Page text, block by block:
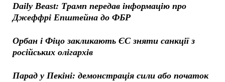
Daily Beast: Трамп передав інформацію про
Джеффрі Епштейна до ФБР
Орбан і Фіцо закликають ЄС зняти санкції з
російських олігархів
Парад у Пекіні: демонстрація сили або початок